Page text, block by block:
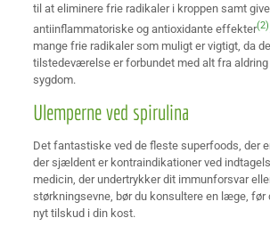
til at eliminere frie radikaler i kroppen samt give
antiinflammatoriske og antioxidante effekter(2)
mange frie radikaler som muligt er vigtigt, da
tilstedeværelse er forbundet med alt fra aldring
sygdom.
Ulemperne ved spirulina
Det fantastiske ved de fleste superfoods, der
der sjældent er kontraindikationer ved
medicin, der undertrykker dit immunforsvar
størkningsevne, bør du konsultere en læge, før
nyt tilskud i din kost.